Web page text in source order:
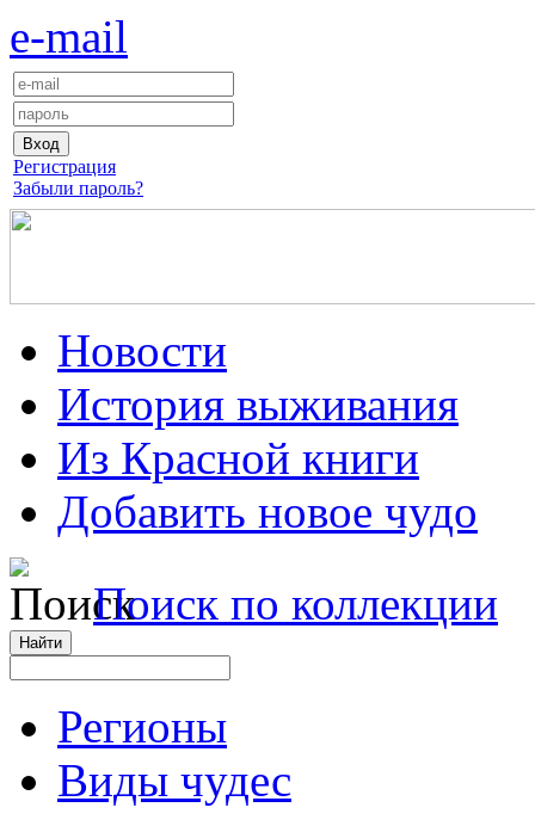
e-mail
Регистрация
Забыли пароль?
Новости
История выживания
Из Красной книги
Добавить новое чудо
Поиск по коллекции
Регионы
Виды чудес